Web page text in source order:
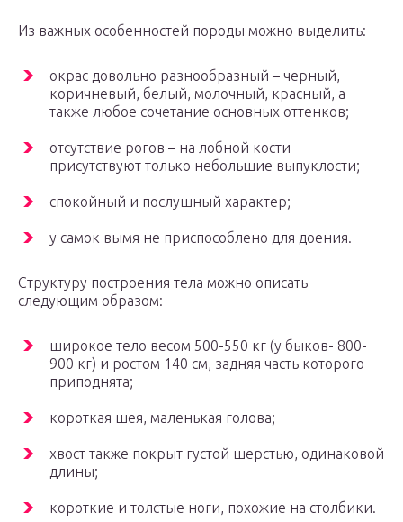
Из важных особенностей породы можно выделить:
окрас довольно разнообразный – черный,
коричневый, белый, молочный, красный, а
также любое сочетание основных оттенков;
отсутствие рогов – на лобной кости
присутствуют только небольшие выпуклости;
спокойный и послушный характер;
у самок вымя не приспособлено для доения.
Структуру построения тела можно описать
следующим образом:
широкое тело весом 500-550 кг (у быков- 800-
900 кг) и ростом 140 см, задняя часть которого
приподнята;
короткая шея, маленькая голова;
хвост также покрыт густой шерстью, одинаковой
длины;
короткие и толстые ноги, похожие на столбики.